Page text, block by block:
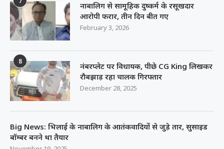
नाबालिग से सामूहिक दुष्कर्म के रसूखदार
आरोपी फरार, तीन दिन बीत गए
February 3, 2026
8
नंबरप्लेट पर विधायक, पीछे CG King लिखकर
रौबझाड़ रहा चालक गिरफ्तार
December 28, 2025
Big News: भिलाई के नाबालिग के आतंकवादियों से जुड़े तार, सुसाइड
बॉम्बर बनने था तैयार